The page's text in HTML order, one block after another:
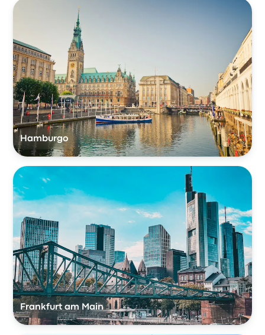
Hamburgo
Frankfurt am Main